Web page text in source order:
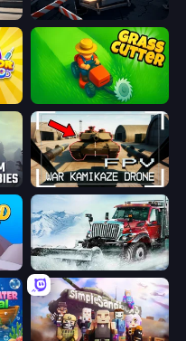
Cars vs Zombies
FPV War Kamikaze Drone
Snow Plow Truck